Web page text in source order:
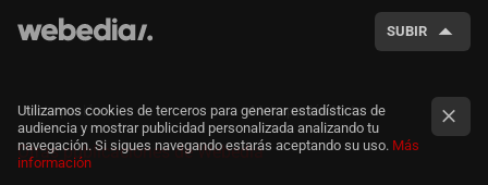
SUBIR
Motorpasión Motorpasión Moto
Otras publicaciones de Webedia
Utilizamos cookies de terceros para generar estadísticas de
audiencia y mostrar publicidad personalizada analizando tu
navegación. Si sigues navegando estarás aceptando su uso. Más
información